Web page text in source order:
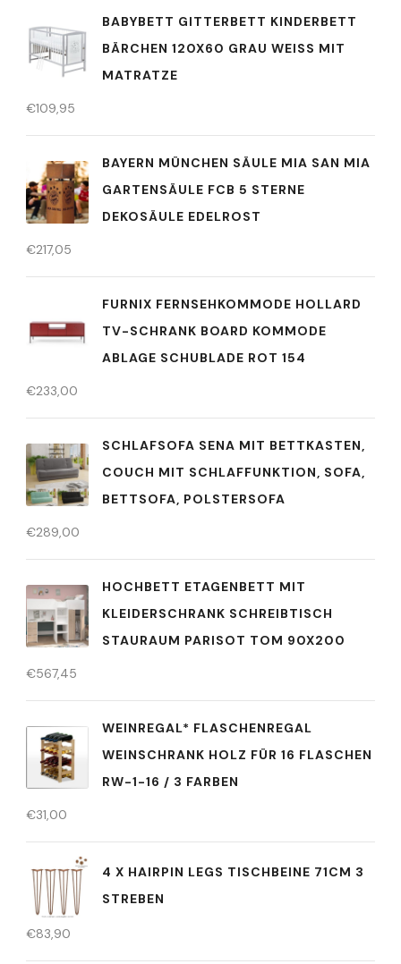
BABYBETT GITTERBETT KINDERBETT
BÄRCHEN 120X60 GRAU WEISS MIT M
ATRATZE
€109,95
BAYERN MÜNCHEN SÄULE MIA SAN MIA
GARTENSÄULE FCB 5 STERNE
DEKOSÄULE EDELROST
€217,05
FURNIX FERNSEHKOMMODE HOLLARD
TV-SCHRANK BOARD KOMMODE
ABLAGE SCHUBLADE ROT 154
€233,00
SCHLAFSOFA SENA MIT BETTKASTEN,
COUCH MIT SCHLAFFUNKTION, SOFA,
BETTSOFA, POLSTERSOFA
€289,00
HOCHBETT ETAGENBETT MIT
KLEIDERSCHRANK SCHREIBTISCH
STAURAUM PARISOT TOM 90X200
€567,45
WEINREGAL* FLASCHENREGAL
WEINSCHRANK HOLZ FÜR 16 FLASCHEN
RW-1-16 / 3 FARBEN
€31,00
4 X HAIRPIN LEGS TISCHBEINE 71CM 3
STREBEN
€83,90